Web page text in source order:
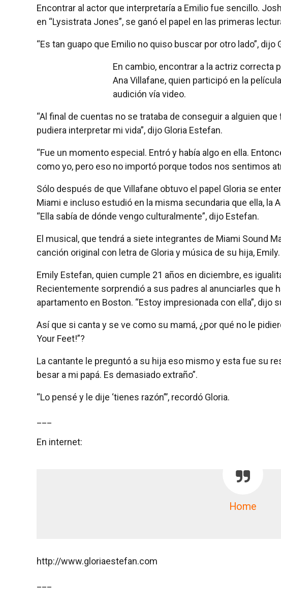
Encontrar al actor que interpretaría a Emilio fue sencillo.
en “Lysistrata Jones”, se ganó el papel en las primeras
“Es tan guapo que Emilio no quiso buscar por otro lado”, dijo
En cambio, encontrar a la actriz correcta
Ana Villafane, quien participó en la
audición vía video.
“Al final de cuentas no se trataba de conseguir a alguien
pudiera interpretar mi vida”, dijo Gloria Estefan.
“Fue un momento especial. Entró y había algo en ella.
como yo, pero eso no importó porque todos nos sentimos
Sólo después de que Villafane obtuvo el papel Gloria se
Miami e incluso estudió en la misma secundaria que ella, la
“Ella sabía de dónde vengo culturalmente”, dijo Estefan.
El musical, que tendrá a siete integrantes de Miami Sound
canción original con letra de Gloria y música de su hija, Emily.
Emily Estefan, quien cumple 21 años en diciembre, es
Recientemente sorprendió a sus padres al anunciarles que
apartamento en Boston. “Estoy impresionada con ella”, dijo
Así que si canta y se ve como su mamá, ¿por qué no le
Your Feet!”?
La cantante le preguntó a su hija eso mismo y esta fue su
besar a mi papá. Es demasiado extraño”.
“Lo pensé y le dije ‘tienes razón”’, recordó Gloria.
En internet:
Home
http://www.gloriaestefan.com